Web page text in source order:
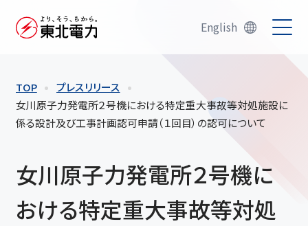
English
TOP
プレスリリース
女川原子力発電所２号機における特定重大事故等対処施設に
係る設計及び工事計画認可申請（１回目）の認可について
女川原子力発電所２号機に
おける特定重大事故等対処